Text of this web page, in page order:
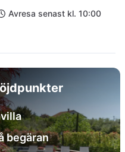
Avresa senast kl. 10:00
begäran